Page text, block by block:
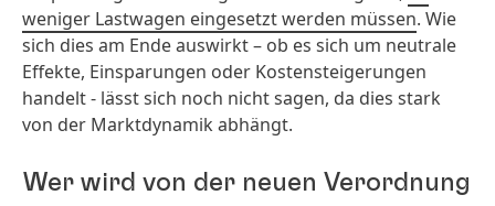
weniger Lastwagen eingesetzt werden müssen. Wie
sich dies am Ende auswirkt – ob es sich um neutrale
Effekte, Einsparungen oder Kostensteigerungen
handelt - lässt sich noch nicht sagen, da dies stark
von der Marktdynamik abhängt.
Wer wird von der neuen Verordnung